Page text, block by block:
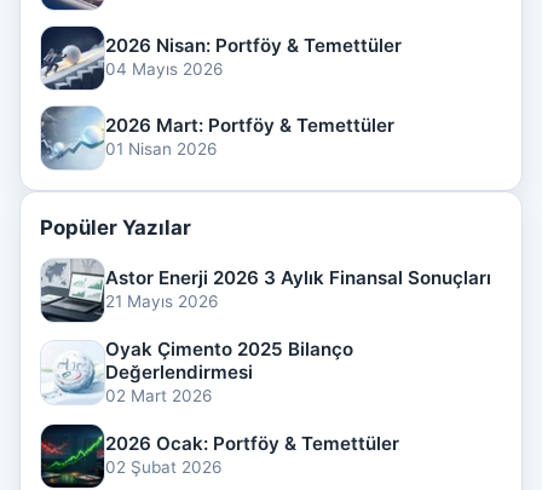
2026 Nisan: Portföy & Temettüler
04 Mayıs 2026
2026 Mart: Portföy & Temettüler
01 Nisan 2026
Popüler Yazılar
Astor Enerji 2026 3 Aylık Finansal Sonuçları
21 Mayıs 2026
Oyak Çimento 2025 Bilanço
Değerlendirmesi
02 Mart 2026
2026 Ocak: Portföy & Temettüler
02 Şubat 2026